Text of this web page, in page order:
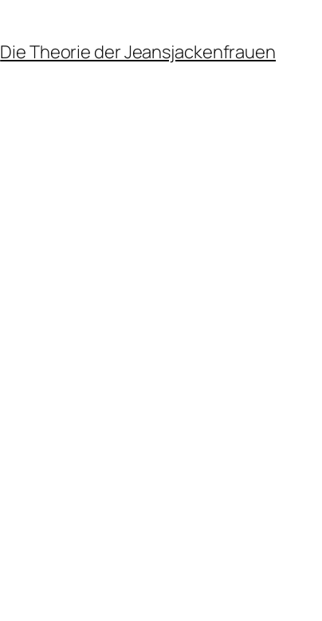
Die Theorie der Jeansjackenfrauen